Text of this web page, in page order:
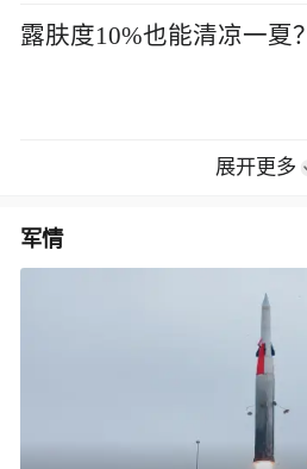
露肤度10%也能清凉一夏？
展开更多
军情